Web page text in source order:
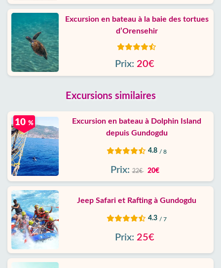
Excursion en bateau à la baie des tortues
d’Orensehir
Prix: 20€
Excursions similaires
Excursion en bateau à Dolphin Island
depuis Gundogdu
4.8 / 8
10 %
Prix: 22€ 20€
Jeep Safari et Rafting à Gundogdu
4.3 / 7
Prix: 25€